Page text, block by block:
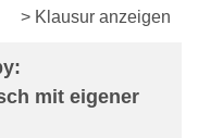
> Klausur anzeigen
mit eigener